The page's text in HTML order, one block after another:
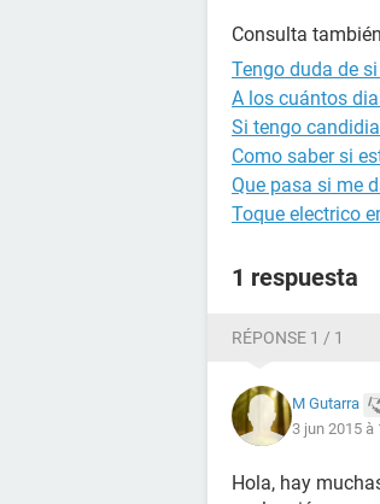
Consulta
Tengo duda de
A los cuántos
Si tengo
Como saber si
Que pasa si me
Toque electrico
1 respuesta
RÉPONSE 1 / 1
M Gutarra
3 jun 2015 à
Hola, hay